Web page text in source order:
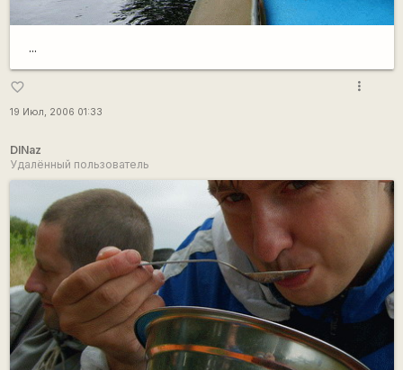
...
favorite_border
19 Июл, 2006 01:33
more_vert
DINaz
Удалённый пользователь